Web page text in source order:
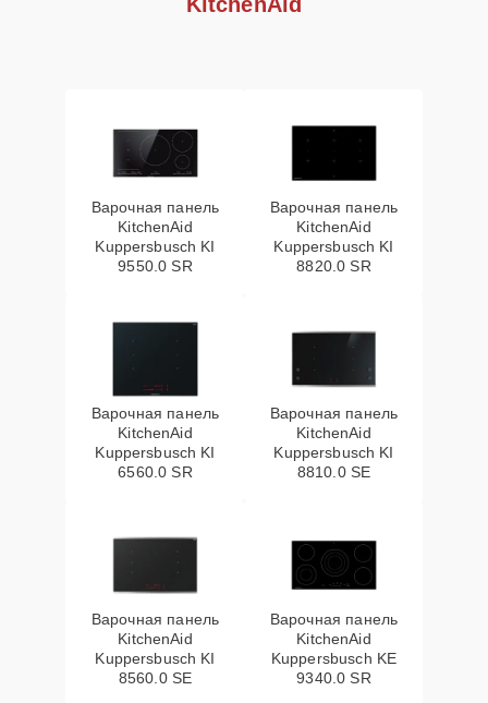
Варочная панель
KitchenAid
Kuppersbusch KI
9550.0 SR
Варочная панель
KitchenAid
Kuppersbusch KI
8820.0 SR
Варочная панель
KitchenAid
Kuppersbusch KI
6560.0 SR
Варочная панель
KitchenAid
Kuppersbusch KI
8810.0 SE
Варочная панель
KitchenAid
Kuppersbusch KI
8560.0 SE
Варочная панель
KitchenAid
Kuppersbusch KE
9340.0 SR